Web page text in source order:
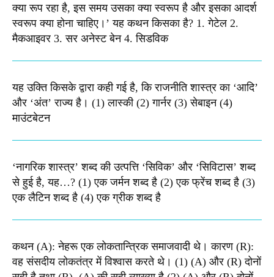
क्या रूप रहा है, इस समय उसका क्या स्वरूप है और इसका आदर्श
स्वरूप क्या होना चाहिए।’ यह कथन किसका है? 1. गेटेल 2.
मैकआइवर 3. सर अनेस्ट बेन 4. सिडविक
यह उक्ति किसके द्वारा कही गई है, कि राजनीति शास्त्र का ‘आदि’
और ‘अंत’ राज्य है। (1) लास्की (2) गार्नर (3) सेबाइन (4)
माउंटबेटन
‘नागरिक शास्त्र’ शब्द की उत्पत्ति ‘सिविक’ और ‘सिविटास’ शब्द
से हुई है, यह…? (1) एक जर्मन शब्द है (2) एक फ्रेंच शब्द है (3)
एक लैटिन शब्द है (4) एक ग्रीक शब्द है
कथन (A): नेहरू एक लोकतान्त्रिक समाजवादी थे। कारण (R):
वह संसदीय लोकतंत्र में विश्वास करते थे। (1) (A) और (R) दोनों